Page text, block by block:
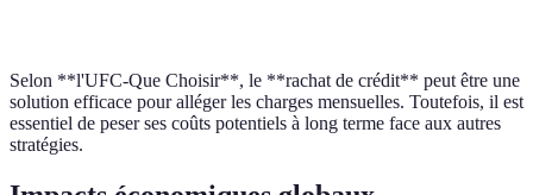
Selon **l'UFC-Que Choisir**, le **rachat de crédit** peut être une
solution efficace pour alléger les charges mensuelles. Toutefois, il est
essentiel de peser ses coûts potentiels à long terme face aux autres
stratégies.